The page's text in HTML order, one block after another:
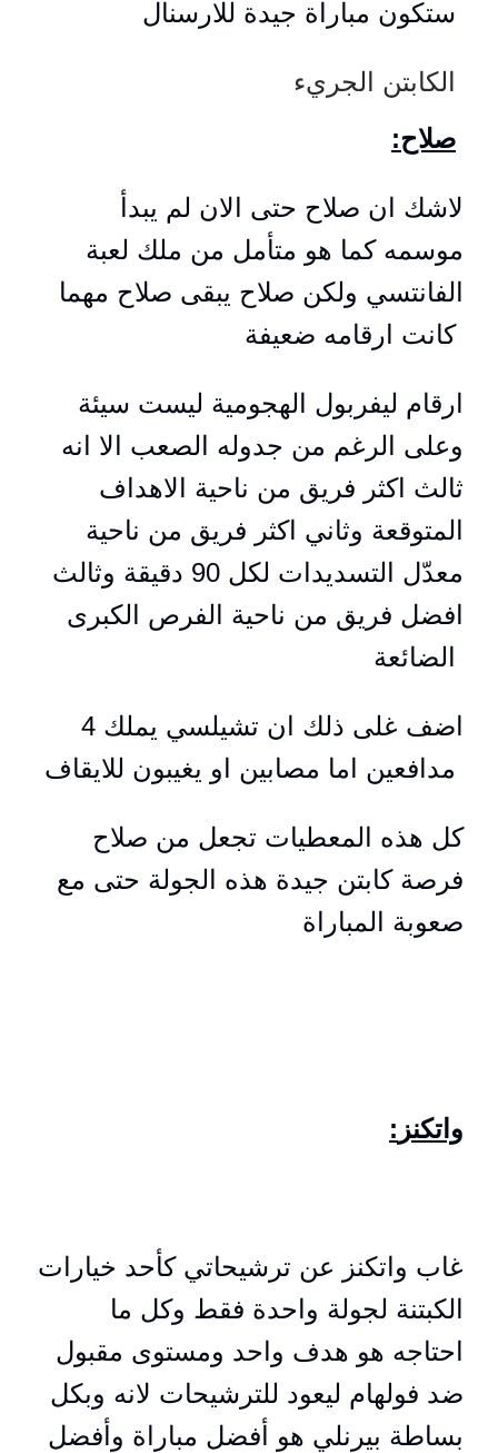
ستكون مباراة جيدة للارسنال
الكابتن الجريء
:صلاح
لاشك ان صلاح حتى الان لم يبدأ
موسمه كما هو متأمل من ملك لعبة
الفانتسي ولكن صلاح يبقى صلاح مهما
كانت ارقامه ضعيفة
ارقام ليفربول الهجومية ليست سيئة
وعلى الرغم من جدوله الصعب الا انه
ثالث اكثر فريق من ناحية الاهداف
المتوقعة وثاني اكثر فريق من ناحية
معدّل التسديدات لكل 90 دقيقة وثالث
افضل فريق من ناحية الفرص الكبرى
الضائعة
اضف غلى ذلك ان تشيلسي يملك 4
مدافعين اما مصابين او يغيبون للايقاف
كل هذه المعطيات تجعل من صلاح
فرصة كابتن جيدة هذه الجولة حتى مع
صعوبة المباراة
:واتكنز
غاب واتكنز عن ترشيحاتي كأحد خيارات
الكبتنة لجولة واحدة فقط وكل ما
احتاجه هو هدف واحد ومستوى مقبول
ضد فولهام ليعود للترشيحات لانه وبكل
بساطة بيرنلي هو أفضل مباراة وأفضل